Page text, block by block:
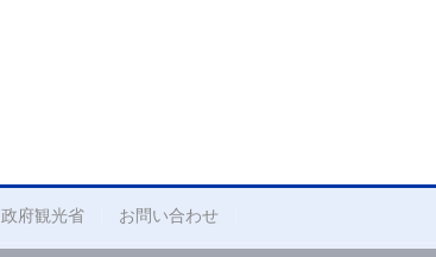
政府観光省 お問い合わせ